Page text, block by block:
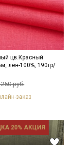
цв.Красный
лен-100%, 190гр/
руб.
заказ
20% АКЦИЯ